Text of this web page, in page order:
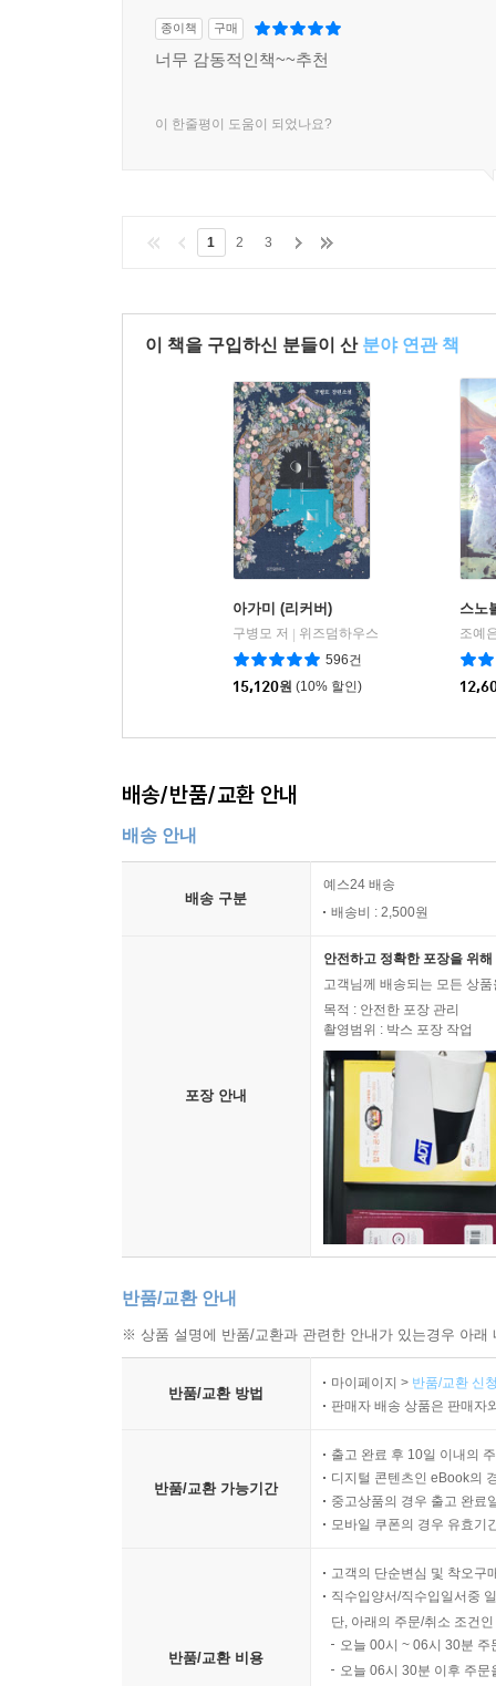
종이책 구매
너무 감동적인책~~추천
이 한줄평이 도움이 되었나요?
1 2 3
이 책을 구입하신 분들이 산 분야 연관 책
아가미 (리커버)
구병모 저
위즈덤하우스
596건
15,120원 (10% 할인)
스노
조예
배송/반품/교환 안내
배송 안내
배송 구분
예스24 배송
배송비 : 2,500원
포장 안내
안전하고 정확한 포장을 위
고객님께 배송되는 모든 상
목적 : 안전한 포장 관리
촬영범위 : 박스 포장 작업
반품/교환 안내
※ 상품 설명에 반품/교환과 관련한 안내가 있는경우 아
반품/교환 방법
마이페이지 > 반품/교환 신
판매자 배송 상품은 판매자
반품/교환 가능기간
출고 완료 후 10일 이내의
디지털 콘텐츠인 eBook의
중고상품의 경우 출고 완료
모바일 쿠폰의 경우 유효기
반품/교환 비용
고객의 단순변심 및 착오구
직수입양서/직수입일서중
단, 아래의 주문/취소 조건
오늘 00시 ~ 06시 30분
오늘 06시 30분 이후 주